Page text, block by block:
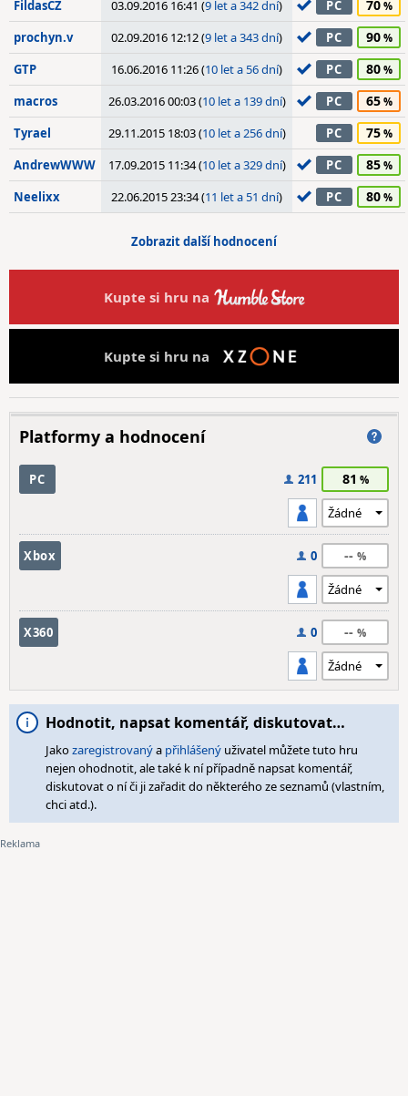
FildasCZ 03.09.2016 16:41 (9 let a 342 dní) PC 70
prochyn.v 02.09.2016 12:12 (9 let a 343 dní) PC 90
GTP 16.06.2016 11:26 (10 let a 56 dní) PC 80
macros 26.03.2016 00:03 (10 let a 139 dní) PC 65
Tyrael 29.11.2015 18:03 (10 let a 256 dní) PC 75
AndrewWWW 17.09.2015 11:34 (10 let a 329 dní) PC 85
Neelixx 22.06.2015 23:34 (11 let a 51 dní) PC 80
Zobrazit další hodnocení
Kupte si hru na
Kupte si hru na
Platformy a hodnocení
PC 211 81
Xbox 0 --
X360 0 --
Hodnotit, napsat komentář, diskutovat…
Jakozaregistrovanýa přihlášený uživatel můžete tuto hru
nejen ohodnotit, ale také k ní případně napsat komentář,
diskutovat o ní či ji zařadit do některého ze seznamů (vlastním,
chci atd.).